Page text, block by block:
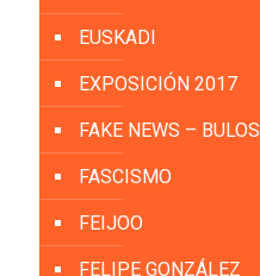
EUSKADI
EXPOSICIÓN 2017
FAKE NEWS – BULOS
FASCISMO
FEIJOO
FELIPE GONZÁLEZ